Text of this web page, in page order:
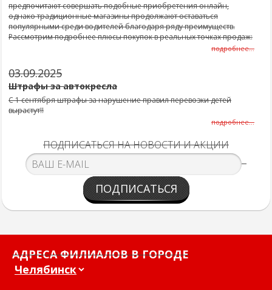
предпочитают совершать подобные приобретения онлайн,
однако традиционные магазины продолжают оставаться
популярными среди водителей благодаря ряду преимуществ.
Рассмотрим подробнее плюсы покупок в реальных точках продаж:
подробнее...
03.09.2025
Штрафы за автокресла
С 1 сентября штрафы за нарушение правил перевозки детей
вырастут!!
подробнее...
ПОДПИСАТЬСЯ НА НОВОСТИ И АКЦИИ
ПОДПИСАТЬСЯ
АДРЕСА ФИЛИАЛОВ В ГОРОДЕ